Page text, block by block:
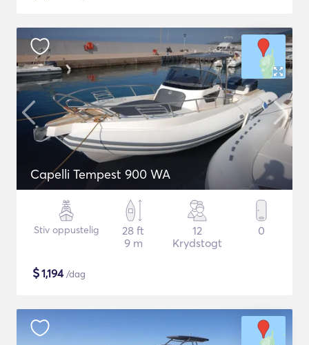
Capelli Tempest 900 WA
Stiv oppustelig
28 ft
9 m
12
Krydstogt
0
$1,194/dag